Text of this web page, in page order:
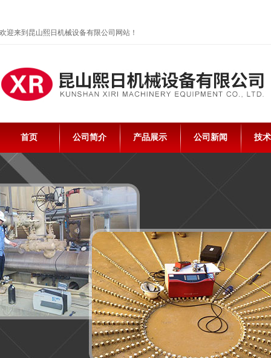
欢迎来到昆山熙日机械设备有限公司网站！
首页 公司简介 产品展示 公司新闻 技